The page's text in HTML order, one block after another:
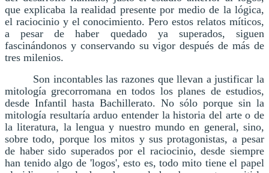
que explicaba la realidad presente por medio de la lógica,
el raciocinio y el conocimiento. Pero estos relatos míticos,
a pesar de haber quedado ya superados, siguen
fascinándonos y conservando su vigor después de más de
tres milenios.
Son incontables las razones que llevan a justificar la
mitología grecorromana en todos los planes de estudios,
desde Infantil hasta Bachillerato. No sólo porque sin la
mitología resultaría arduo entender la historia del arte o de
la literatura, la lengua y nuestro mundo en general, sino,
sobre todo, porque los mitos y sus protagonistas, a pesar
de haber sido superados por el raciocinio, desde siempre
han tenido algo de 'logos', esto es, todo mito tiene el papel